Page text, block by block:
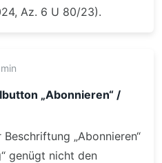
Az. 6 U 80/23).
„Abonnieren“ /
„Abonnieren“
genügt nicht den